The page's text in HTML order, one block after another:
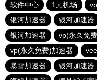
软件中心
1元机场
银河加速器
银河加速器
银河加速器
vp(永久免
vp(永久免费)加速器
暴雪加速器
银河加速器